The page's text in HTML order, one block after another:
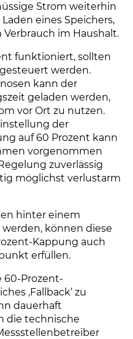
Strom weiterhin
eines Speichers,
im Haushalt.
funktioniert, sollten
werden.
kann der
geladen werden,
vor Ort zu nutzen.
der
auf 60 Prozent kann
vorgenommen
zuverlässig
möglichst verlustarm
hinter einem
können diese
Kappung auch
erfüllen.
60-Prozent-
‚Fallback‘ zu
dauerhaft
die technische